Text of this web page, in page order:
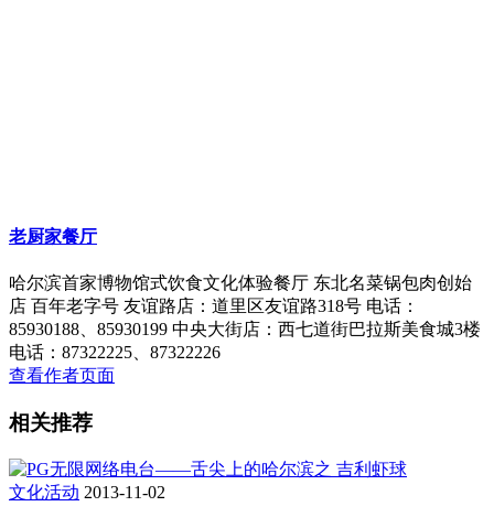
老厨家餐厅
哈尔滨首家博物馆式饮食文化体验餐厅 东北名菜锅包肉创始
店 百年老字号 友谊路店：道里区友谊路318号 电话：
85930188、85930199 中央大街店：西七道街巴拉斯美食城3楼
电话：87322225、87322226
查看作者页面
相关推荐
文化活动 2013-11-02